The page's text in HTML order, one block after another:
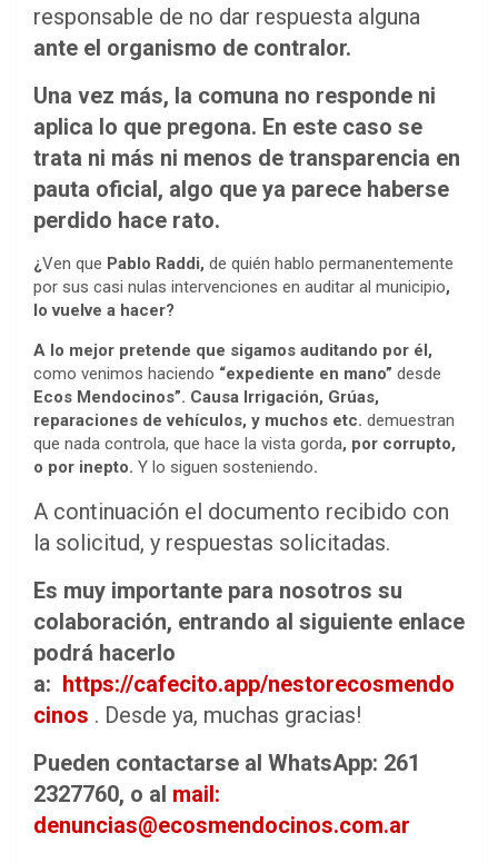
responsable de no dar respuesta alguna
ante el organismo de contralor.
Una vez más, la comuna no responde ni
aplica lo que pregona. En este caso se
trata ni más ni menos de transparencia en
pauta oficial, algo que ya parece haberse
perdido hace rato.
¿Ven que Pablo Raddi, de quién hablo permanentemente
por sus casi nulas intervenciones en auditar al municipio,
lo vuelve a hacer?
A lo mejor pretende que sigamos auditando por él,
como venimos haciendo “expediente en mano” desde
Ecos Mendocinos”. Causa Irrigación, Grúas,
reparaciones de vehículos, y muchos etc. demuestran
que nada controla, que hace la vista gorda, por corrupto,
o por inepto. Y lo siguen sosteniendo.
A continuación el documento recibido con
la solicitud, y respuestas solicitadas.
Es muy importante para nosotros su
colaboración, entrando al siguiente enlace
podrá hacerlo
a: https://cafecito.app/nestorecosmendo
cinos . Desde ya, muchas gracias!
Pueden contactarse al WhatsApp: 261
2327760, o al mail:
denuncias@ecosmendocinos.com.ar